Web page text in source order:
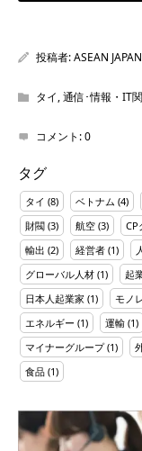
投稿者:ASEAN
タイ,通信･情報・IT
コメント:0
タグ
タイ (8) ベトナム (4)
財閥 (3) 航空 (3) CP
輸出 (2) 経営者 (1)
グローバル人材 (1) 起
日本人起業家 (1) モノ
エネルギー (1) 運輸 (1)
マイナーグループ(1)
食品 (1)